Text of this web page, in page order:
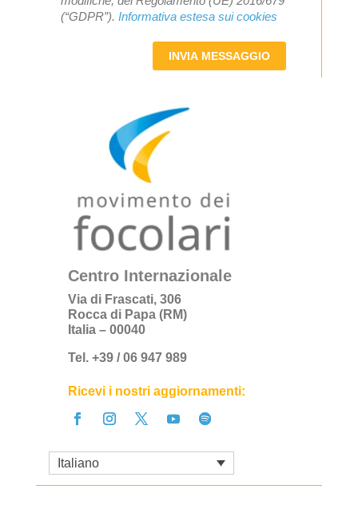
(“GDPR”). Informativa estesa sui cookies
INVIA MESSAGGIO
Centro Internazionale
Via di Frascati, 306
Rocca di Papa (RM)
Italia – 00040
Tel. +39 / 06 947 989
Ricevi i nostri aggiornamenti:
Italiano